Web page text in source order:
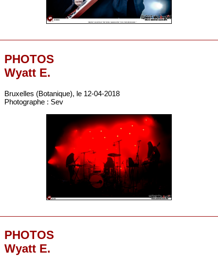
PHOTOS
Wyatt E.
Bruxelles (Botanique), le 12-04-2018
Photographe : Sev
PHOTOS
Wyatt E.